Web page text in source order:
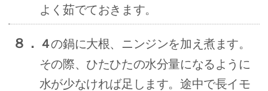
よく茹でておきます。
８． ４の鍋に大根、ニンジンを加え煮ます。
その際、ひたひたの水分量になるように
水が少なければ足します。途中で長イモ